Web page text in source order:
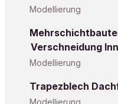
Modellierung
Verschneidung
Modellierung
Trapezblech
Modellierung